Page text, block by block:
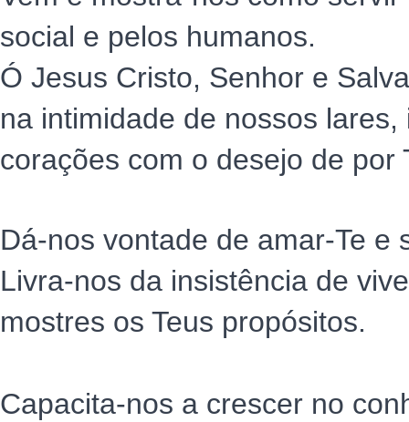
social e pelos humanos.
Ó Jesus Cristo, Senhor e
na intimidade de nossos
corações com o desejo de por
Dá-nos vontade de amar-Te e
Livra-nos da insistência de
mostres os Teus propósitos.
Capacita-nos a crescer no